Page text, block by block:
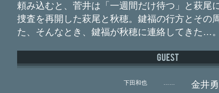
頼み込むと、菅井は「一週間だけ待つ」と萩尾
捜査を再開した萩尾と秋穂。鍵福の行方とその
た、そんなとき、鍵福が秋穂に連絡してきた…
下田和也 …… 金井